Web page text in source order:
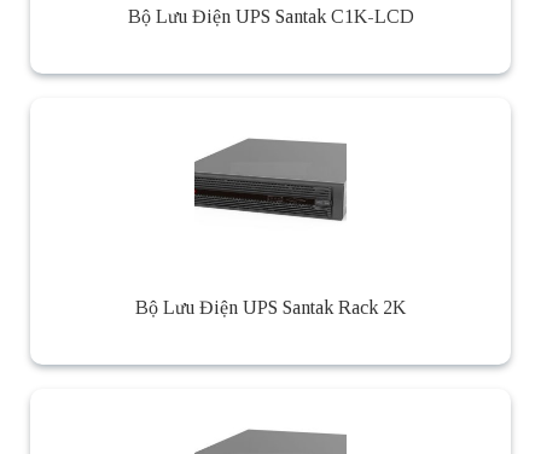
Bộ Lưu Điện UPS Santak C1K-LCD
Bộ Lưu Điện UPS Santak Rack 2K